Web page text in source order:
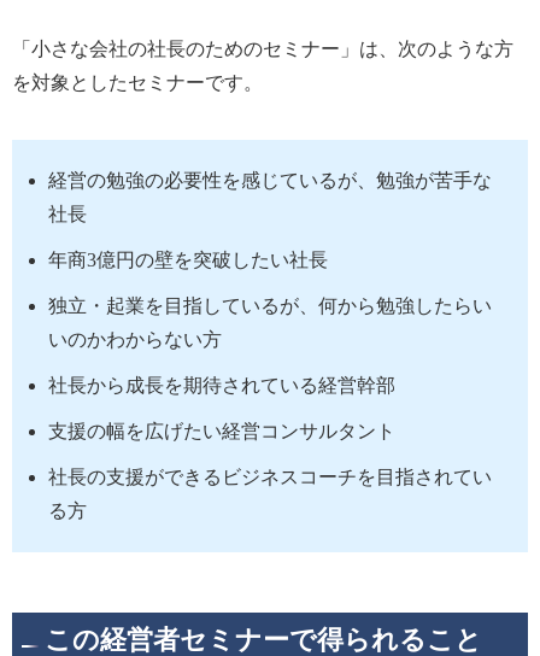
「小さな会社の社長のためのセミナー」は、次のような方
を対象としたセミナーです。
経営の勉強の必要性を感じているが、勉強が苦手な
社長
年商3億円の壁を突破したい社長
独立・起業を目指しているが、何から勉強したらい
いのかわからない方
社長から成長を期待されている経営幹部
支援の幅を広げたい経営コンサルタント
社長の支援ができるビジネスコーチを目指されてい
る方
この経営者セミナーで得られること